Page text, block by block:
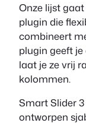
Onze lijst
plugin die
combineert
plugin geeft
laat je ze vrij
kolommen.
Smart Slider
ontworpen